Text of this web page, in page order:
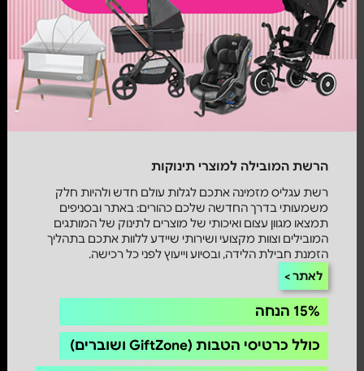
הרשת המובילה למוצרי תינוקות
רשת עגליס מזמינה אתכם לגלות עולם חדש ולהיות חלק
משמעותי בדרך החדשה שלכם כהורים: באתר ובסניפים
תמצאו מגוון עצום ואיכותי של מוצרים לתינוק של המותגים
המובילים וצוות מקצועי ושירותי שיידע ללוות אתכם בתהליך
הזמנת חבילת הלידה, ובסיוע וייעוץ לפני כל רכישה.
לאתר
15% הנחה
כולל כרטיסי הטבות (GiftZone ושוברים)